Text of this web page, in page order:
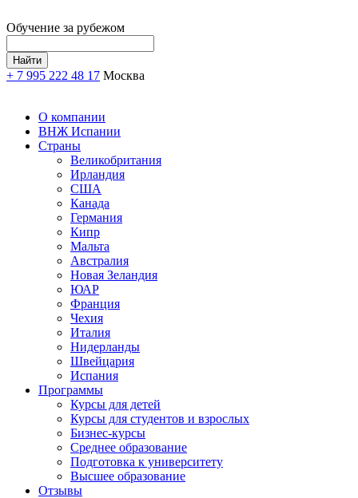
Обучение за рубежом
+ 7 995 222 48 17 Москва
О компании
ВНЖ Испании
Страны
Великобритания
Ирландия
США
Канада
Германия
Кипр
Мальта
Австралия
Новая Зеландия
ЮАР
Франция
Чехия
Италия
Нидерланды
Швейцария
Испания
Программы
Курсы для детей
Курсы для студентов и взрослых
Бизнес-курсы
Среднее образование
Подготовка к университету
Высшее образование
Отзывы